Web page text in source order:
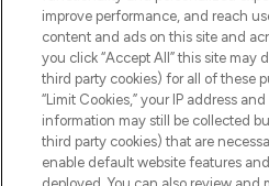
AIDE ET
INFORMATIONS
improve performance, and reach
content and ads on this site and
you click “Accept All” this site may
third party cookies) for all of these
“Limit Cookies,” your IP address
information may still be collected
third party cookies) that are
enable default website features